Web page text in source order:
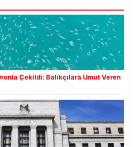
Çekildi: Balıkçılara Umut Veren